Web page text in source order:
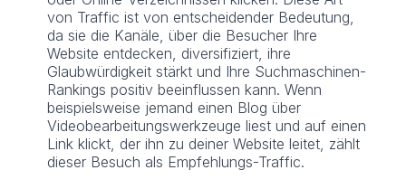
von Traffic ist von entscheidender Bedeutung,
da sie die Kanäle, über die Besucher Ihre
Website entdecken, diversifiziert, ihre
Glaubwürdigkeit stärkt und Ihre Suchmaschinen-
Rankings positiv beeinflussen kann. Wenn
beispielsweise jemand einen Blog über
Videobearbeitungswerkzeuge liest und auf einen
Link klickt, der ihn zu deiner Website leitet, zählt
dieser Besuch als Empfehlungs-Traffic.